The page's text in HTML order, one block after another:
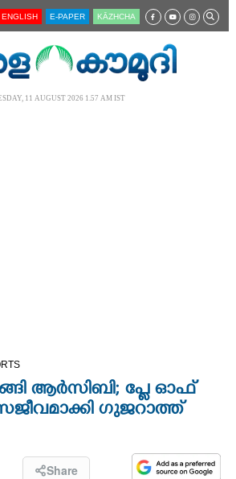
ENGLISH E-PAPER KĀZHCHA
11 AUGUST 2026 1.57 AM IST
ആര്‍സിബി; പ്ലേ ഓഫ്
ഗുജറാത്ത്
Share